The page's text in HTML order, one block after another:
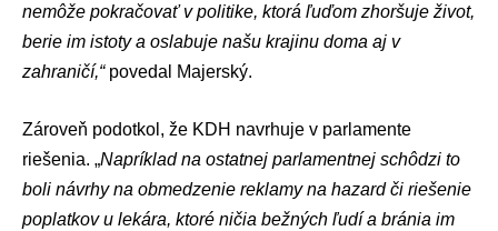
nemôže pokračovať v politike, ktorá ľuďom zhoršuje život,
berie im istoty a oslabuje našu krajinu doma aj v
zahraničí,“povedal Majerský.
Zároveň podotkol, že KDH navrhuje v parlamente
riešenia. „Napríklad na ostatnej parlamentnej schôdzi to
boli návrhy na obmedzenie reklamy na hazard či riešenie
poplatkov u lekára, ktoré ničia bežných ľudí a bránia im